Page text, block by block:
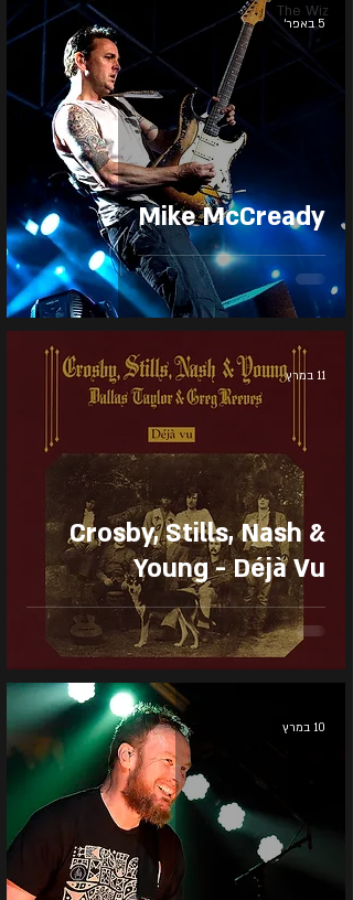
The Wiz
Mike McCready
5 באפר׳
Crosby, Stills, Nash &
Young - Déjà Vu
11 במרץ
10 במרץ